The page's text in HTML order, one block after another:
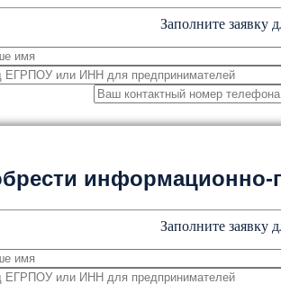
Заполните заявку
Заполните заявку